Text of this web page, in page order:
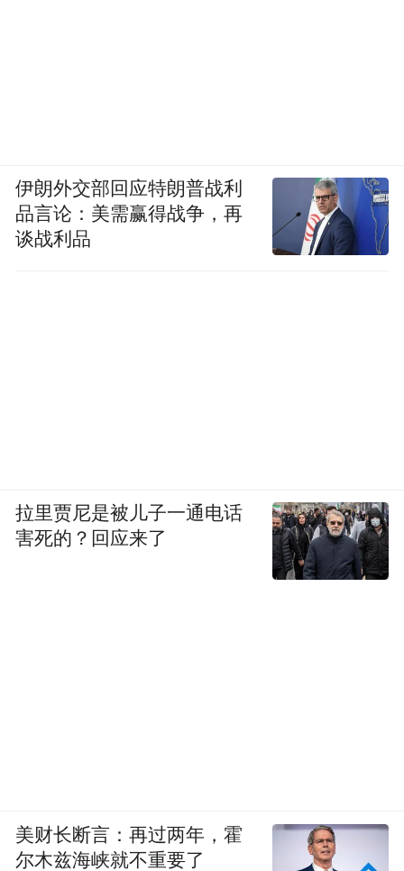
伊朗外交部回应特朗普战利
品言论：美需赢得战争，再
谈战利品
拉里贾尼是被儿子一通电话
害死的？回应来了
美财长断言：再过两年，霍
尔木兹海峡就不重要了